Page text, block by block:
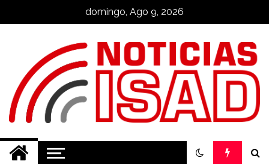
domingo, Ago 9, 2026
Noticias ISAD
REALIZADO POR NUESTROS